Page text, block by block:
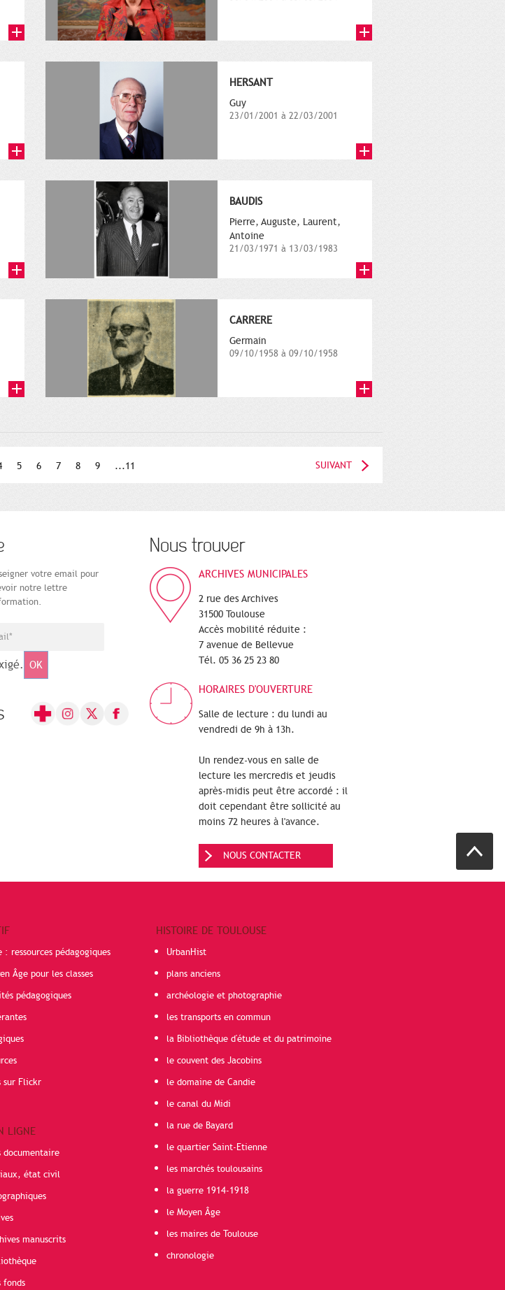
HERSANT
Guy
23/01/2001 à 22/03/2001
BAUDIS
Pierre, Auguste, Laurent,
Antoine
21/03/1971 à 13/03/1983
CARRERE
Germain
09/10/1958 à 09/10/1958
5 6 7 8 9 ...11 SUIVANT
votre email pour
notre lettre
OK
Nous trouver
ARCHIVES MUNICIPALES
2 rue des Archives
31500 Toulouse
Accès mobilité réduite :
7 avenue de Bellevue
Tél. 05 36 25 23 80
HORAIRES D'OUVERTURE
Salle de lecture : du lundi au
vendredi de 9h à 13h.
Un rendez-vous en salle de
lecture les mercredis et jeudis
après-midis peut être accordé : il
doit cependant être sollicité au
moins 72 heures à l'avance.
NOUS CONTACTER
ressources pédagogiques
Âge pour les classes
pédagogiques
sur Flickr
LIGNE
documentaire
état civil
manuscrits
fonds
HISTOIRE DE TOULOUSE
UrbanHist
plans anciens
archéologie et photographie
les transports en commun
la Bibliothèque d'étude et du patrimoine
le couvent des Jacobins
le domaine de Candie
le canal du Midi
la rue de Bayard
le quartier Saint-Etienne
les marchés toulousains
la guerre 1914-1918
le Moyen Âge
les maires de Toulouse
chronologie